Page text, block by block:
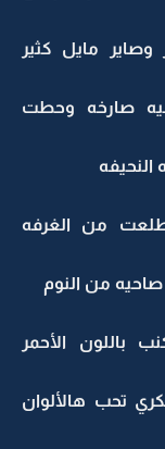
مايل كثير
صارخه وحطت
النحيفه
من الغرفه
من النوم
باللون الأحمر
تحب هالألوان